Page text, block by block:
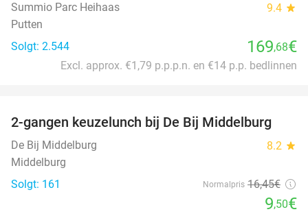
Summio Parc Heihaas 9.4 star
Putten
Solgt: 2.544
169,68€
Excl. approx. €1,79 p.p.p.n. en €14 p.p. bedlinnen
42%
2-gangen keuzelunch bij De Bij Middelburg
De Bij Middelburg 8.2 star
Middelburg
Solgt: 161
Normalpris 16,45€
9,50€